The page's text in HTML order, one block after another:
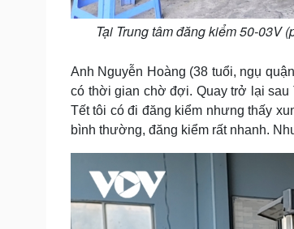
Tại Trung tâm đăng kiểm 50-03V
Anh Nguyễn Hoàng (38 tuổi, ngụ
có thời gian chờ đợi. Quay trở lại
Tết tôi có đi đăng kiểm nhưng thấy
bình thường, đăng kiểm rất nhanh.